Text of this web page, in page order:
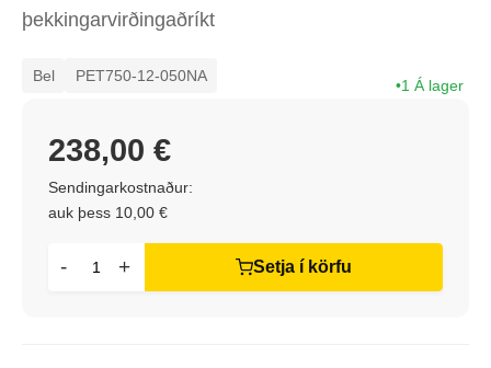
þekkingarvirðingaðríkt
Bel PET750-12-050NA
1 Á lager
Sendingarkostnaður:
auk þess 10,00 €
238,00 €
- + Setja í körfu